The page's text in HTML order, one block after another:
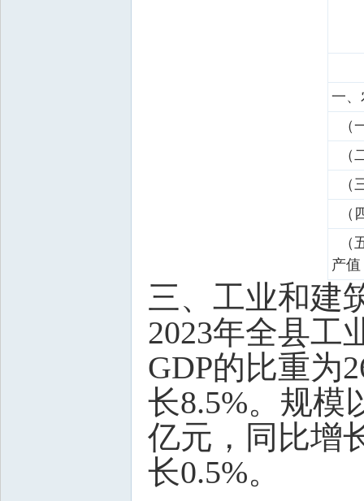
一、
（
（
（
（
（
产值
三、工业和建
2023年全县工
GDP的比重为
长8.5%。规模
亿元，同比增
长0.5%。